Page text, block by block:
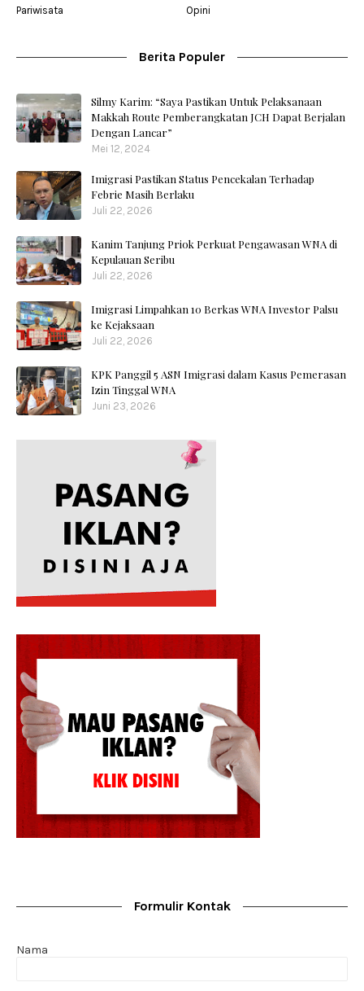
Pariwisata
Opini
Berita Populer
Silmy Karim: “Saya Pastikan Untuk Pelaksanaan
Makkah Route Pemberangkatan JCH Dapat Berjalan
Dengan Lancar”
Mei 12, 2024
Imigrasi Pastikan Status Pencekalan Terhadap
Febrie Masih Berlaku
Juli 22, 2026
Kanim Tanjung Priok Perkuat Pengawasan WNA di
Kepulauan Seribu
Juli 22, 2026
Imigrasi Limpahkan 10 Berkas WNA Investor Palsu
ke Kejaksaan
Juli 22, 2026
KPK Panggil 5 ASN Imigrasi dalam Kasus Pemerasan
Izin Tinggal WNA
Juni 23, 2026
Formulir Kontak
Nama